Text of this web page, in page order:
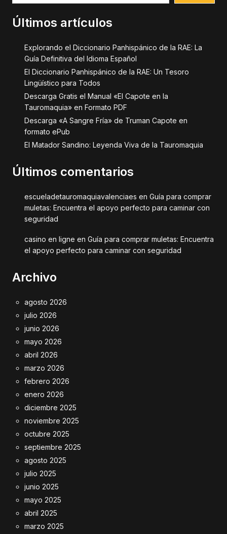
Últimos artículos
Explorando el Diccionario Panhispánico de la RAE: La
Guía Definitiva del Idioma Español
El Diccionario Panhispánico de la RAE: Un Tesoro
Lingüístico para Todos
Descarga Gratis el Manual «El Capote en la
Tauromaquia» en Formato PDF
Descarga «A Sangre Fría» de Truman Capote en
formato ePub
El Matador Sandino: Leyenda Viva de la Tauromaquia
Últimos comentarios
escueladetauromaquiavalenciaes en Guía para comprar
muletas: Encuentra el apoyo perfecto para caminar con
seguridad
casino en ligne en Guía para comprar muletas: Encuentra
el apoyo perfecto para caminar con seguridad
Archivo
agosto 2026
julio 2026
junio 2026
mayo 2026
abril 2026
marzo 2026
febrero 2026
enero 2026
diciembre 2025
noviembre 2025
octubre 2025
septiembre 2025
agosto 2025
julio 2025
junio 2025
mayo 2025
abril 2025
marzo 2025